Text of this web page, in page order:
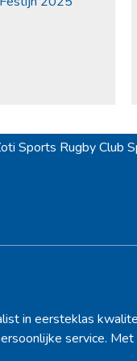
Sports Rugby Club
in eersteklas
service.